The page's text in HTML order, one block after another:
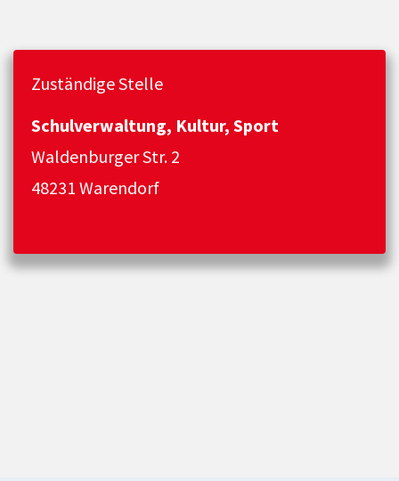
Zuständige Stelle
Schulverwaltung, Kultur, Sport
Waldenburger Str. 2
48231 Warendorf